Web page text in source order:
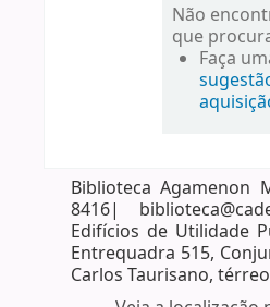
Não
que
Faça
Biblioteca Agamenon
8416|
Edifícios de Utilidade
Entrequadra 515,
Carlos Taurisano, térreo